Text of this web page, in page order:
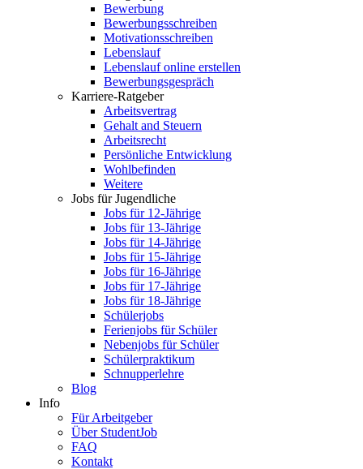
Bewerbung
Bewerbungsschreiben
Motivationsschreiben
Lebenslauf
Lebenslauf online erstellen
Bewerbungsgespräch
Karriere-Ratgeber
Arbeitsvertrag
Gehalt and Steuern
Arbeitsrecht
Persönliche Entwicklung
Wohlbefinden
Weitere
Jobs für Jugendliche
Jobs für 12-Jährige
Jobs für 13-Jährige
Jobs für 14-Jährige
Jobs für 15-Jährige
Jobs für 16-Jährige
Jobs für 17-Jährige
Jobs für 18-Jährige
Schülerjobs
Ferienjobs für Schüler
Nebenjobs für Schüler
Schülerpraktikum
Schnupperlehre
Blog
Info
Für Arbeitgeber
Über StudentJob
FAQ
Kontakt